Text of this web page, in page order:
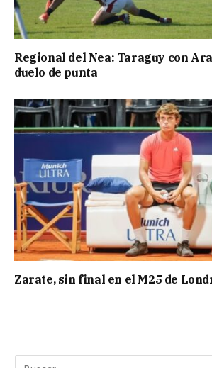
Regional del Nea: Taraguy con
duelo de punta
Zarate, sin final en el M25 de